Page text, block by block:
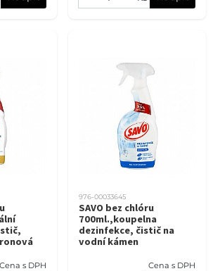
Cena s DPH
976-00033645
SAVO bez chlóru
700ml.,koupelna
dezinfekce, čistič na
vodní kámen
Cena s DPH